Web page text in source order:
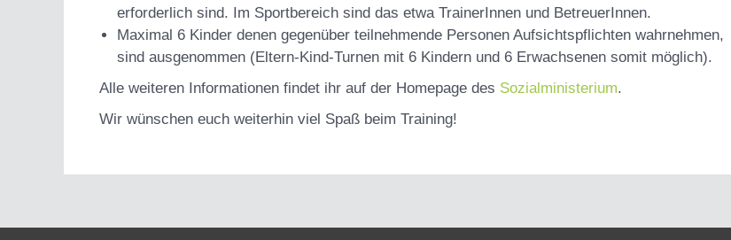
erforderlich sind. Im Sportbereich sind das etwa TrainerInnen und BetreuerInnen.
Maximal 6 Kinder denen gegenüber teilnehmende Personen Aufsichtspflichten wahrnehmen,
sind ausgenommen (Eltern-Kind-Turnen mit 6 Kindern und 6 Erwachsenen somit möglich).
Alle weiteren Informationen findet ihr auf der Homepage des Sozialministerium.
Wir wünschen euch weiterhin viel Spaß beim Training!